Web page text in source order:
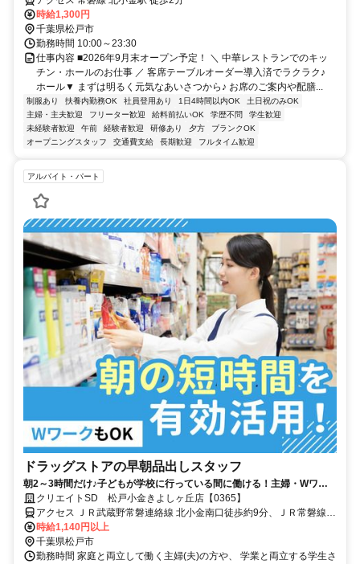
時給1,300円
千葉県松戸市
勤務時間 10:00～23:30
仕事内容 ■2026年9月末オープン予定！ ＼ 中華レストランでのキッ
チン・ホールのお仕事 ／ 客席テーブルオーダー導入済でラクラク♪
ホール▼ まずは明るく元気なあいさつから♪ お席のご案内や配膳...
制服あり 扶養内勤務OK 社員登用あり 1日4時間以内OK
土日祝のみOK
主婦・主夫歓迎
フリーター歓迎 給料前払いOK 学歴不問
学生歓迎
未経験者歓迎
午前 経験者歓迎 研修あり 夕方
ブランクOK
オープニングスタッフ
交通費支給 長期歓迎 フルタイム歓迎
アルバイト・パート
ドラッグストアの早朝品出しスタッフ
朝2～3時間だけ♪子どもが学校に行っている間に働ける！主婦・Wワー
ク活躍中
クリエイトSD 松戸小金きよしヶ丘店【0365】
アクセス ＪＲ武蔵野常磐連絡線 北小金南口徒歩約9分、ＪＲ常磐線
北小金南口徒歩約9分、ＪＲ常磐線/東京メトロ千代田線 新松戸徒歩約
22分
時給1,140円以上
千葉県松戸市
勤務時間 家庭と両立して働く主婦(夫)の方や、 学業と両立する学生さ